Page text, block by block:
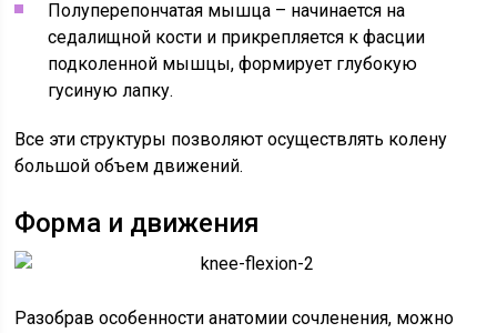
Полуперепончатая мышца – начинается на
седалищной кости и прикрепляется к фасции
подколенной мышцы, формирует глубокую
гусиную лапку.
Все эти структуры позволяют осуществлять колену
большой объем движений.
Форма и движения
Разобрав особенности анатомии сочленения, можно